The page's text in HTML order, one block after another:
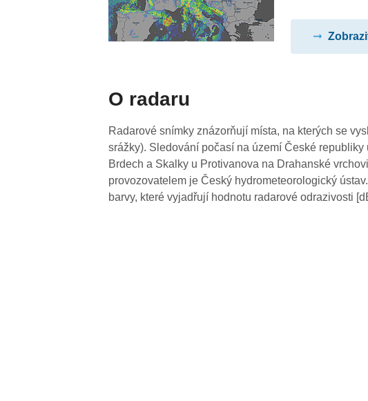
O radaru
Radarové snímky znázorňují místa, na kterých se
srážky). Sledování počasí na území České
Brdech a Skalky u Protivanova na Drahanské
provozovatelem je Český hydrometeorologický
barvy, které vyjadřují hodnotu radarové odrazivosti